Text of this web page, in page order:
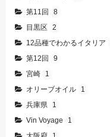
第11回
8
目黒区
2
12品種でわかるイタリア
第12回
9
宮崎
1
オリーブオイル
1
兵庫県
1
Vin Voyage
1